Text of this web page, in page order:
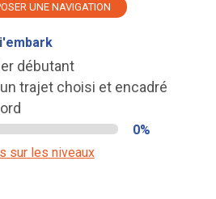
UNE NAVIGATION
débutant
trajet choisi et encadré
0%
sur les niveaux